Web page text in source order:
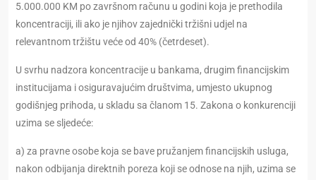
5.000.000 KM po završnom računu u godini koja je prethodila
koncentraciji, ili ako je njihov zajednički tržišni udjel na
relevantnom tržištu veće od 40% (četrdeset).
U svrhu nadzora koncentracije u bankama, drugim financijskim
institucijama i osiguravajućim društvima, umjesto ukupnog
godišnjeg prihoda, u skladu sa članom 15. Zakona o konkurenciji
uzima se sljedeće:
a) za pravne osobe koja se bave pružanjem financijskih usluga,
nakon odbijanja direktnih poreza koji se odnose na njih, uzima se